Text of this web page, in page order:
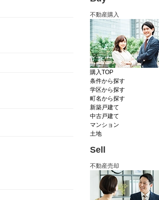
不動産購入
購入TOP
条件から探す
学区から探す
町名から探す
新築戸建て
中古戸建て
マンション
土地
Sell
不動産売却